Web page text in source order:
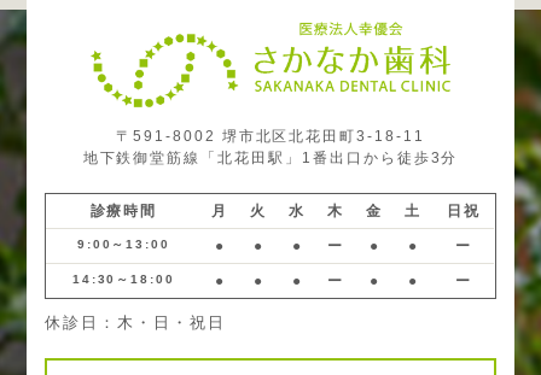
〒591-8002 堺市北区北花田町3-18-11
地下鉄御堂筋線「北花田駅」1番出口から徒歩3分
診療時間 月 火 水 木 金 土 日祝
9:00～13:00 ● ● ● ー ● ● ー
14:30～18:00 ● ● ● ー ● ● ー
休診日：木・日・祝日